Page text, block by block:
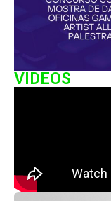
VIDEOS